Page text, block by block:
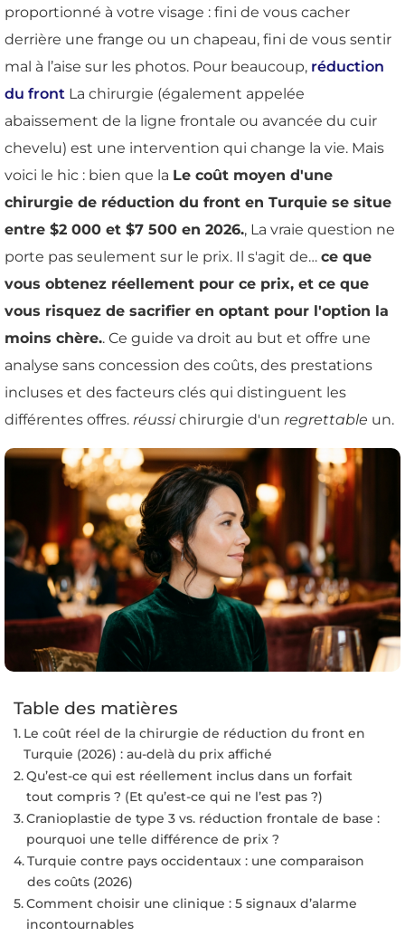
proportionné à votre visage : fini de vous cacher
derrière une frange ou un chapeau, fini de vous sentir
mal à l’aise sur les photos. Pour beaucoup, réduction
du front La chirurgie (également appelée
abaissement de la ligne frontale ou avancée du cuir
chevelu) est une intervention qui change la vie. Mais
voici le hic : bien que la Le coût moyen d'une
chirurgie de réduction du front en Turquie se situe
entre $2 000 et $7 500 en 2026., La vraie question ne
porte pas seulement sur le prix. Il s'agit de… ce que
vous obtenez réellement pour ce prix, et ce que
vous risquez de sacrifier en optant pour l'option la
moins chère.. Ce guide va droit au but et offre une
analyse sans concession des coûts, des prestations
incluses et des facteurs clés qui distinguent les
différentes offres. réussichirurgie d'un regrettable un.
Table des matières
Le coût réel de la chirurgie de réduction du front en
Turquie (2026) : au-delà du prix affiché
Qu’est-ce qui est réellement inclus dans un forfait
tout compris ? (Et qu’est-ce qui ne l’est pas ?)
Cranioplastie de type 3 vs. réduction frontale de base :
pourquoi une telle différence de prix ?
Turquie contre pays occidentaux : une comparaison
des coûts (2026)
Comment choisir une clinique : 5 signaux d’alarme
incontournables